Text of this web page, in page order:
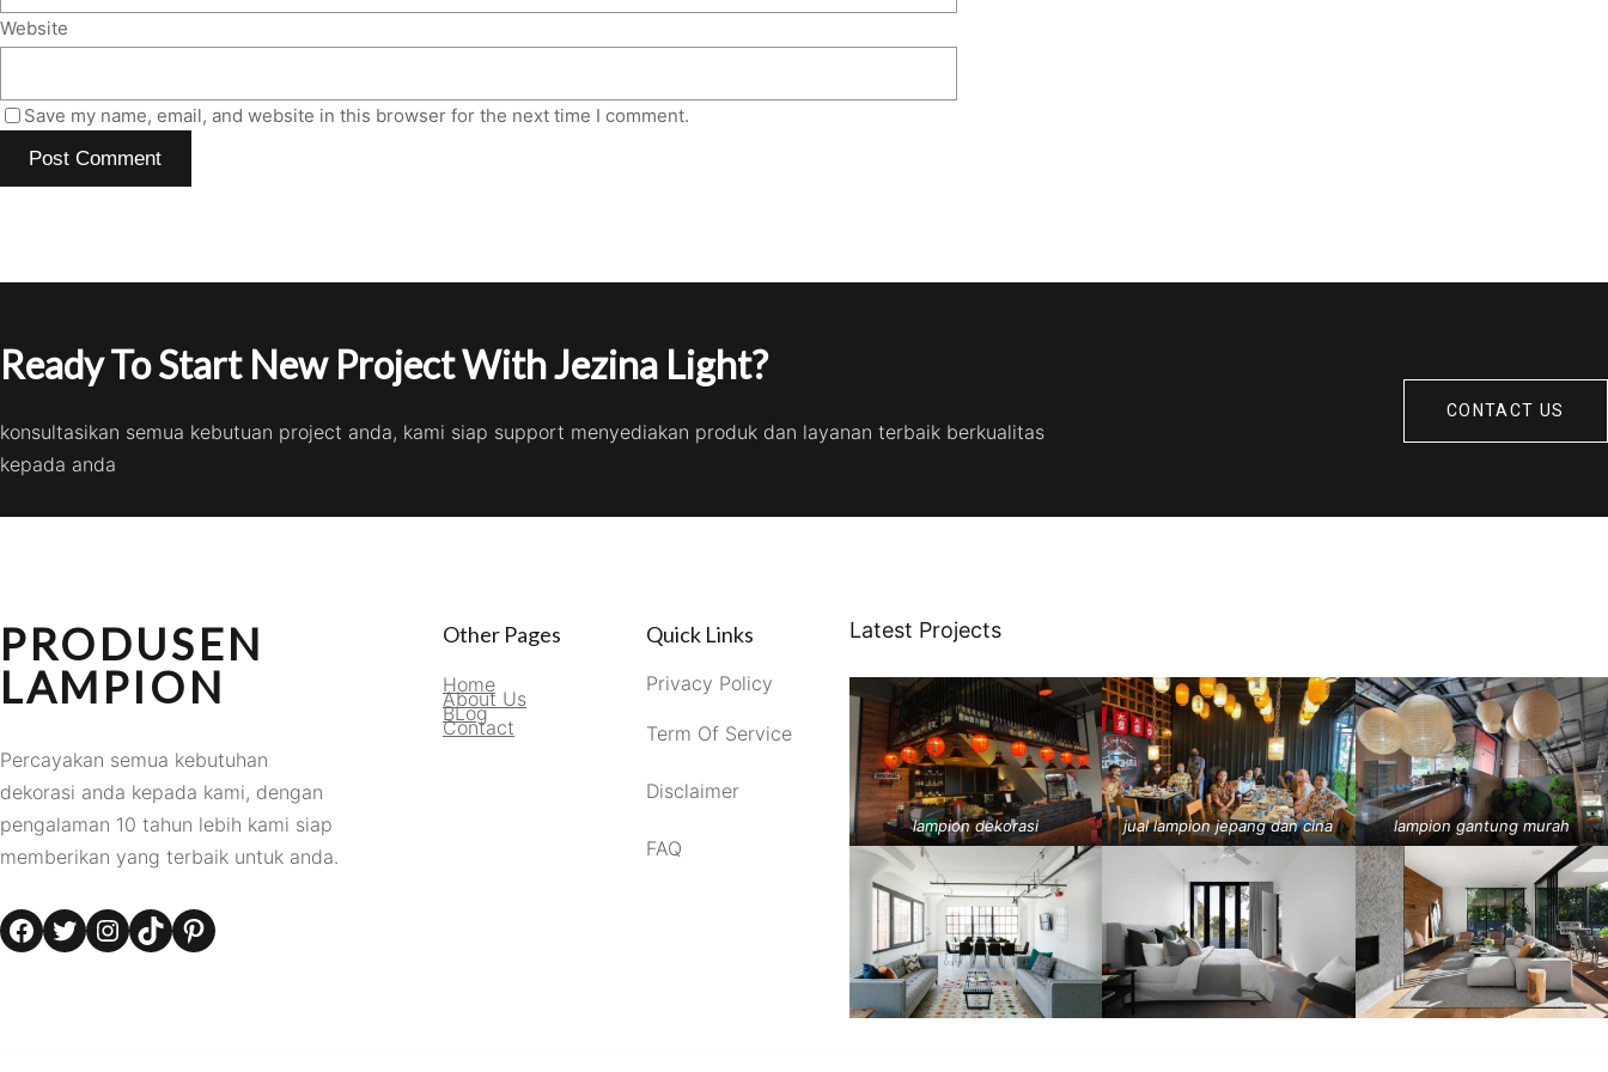
Website
Save my name, email, and website in this browser for the next time I comment.
Ready To Start New Project With Jezina Light?
konsultasikan semua kebutuan project anda, kami siap support menyediakan produk dan layanan terbaik berkualitas
kepada anda
CONTACT US
PRODUSEN
LAMPION
Percayakan semua kebutuhan
dekorasi anda kepada kami, dengan
pengalaman 10 tahun lebih kami siap
memberikan yang terbaik untuk anda.
Facebook Twitter Instagram TikTok Pinterest
Other Pages
Home
About Us
BLog
Contact
Quick Links
Privacy Policy
Term Of Service
Disclaimer
FAQ
Latest Projects
lampion dekorasi jual lampion jepang dan cina lampion gantung murah